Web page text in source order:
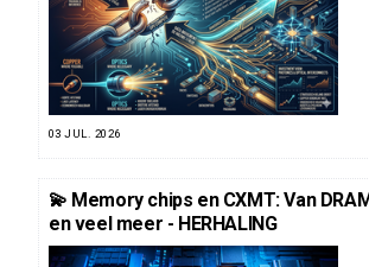
03 JUL. 2026
💫 Memory chips en CXMT: Van
en veel meer - HERHALING